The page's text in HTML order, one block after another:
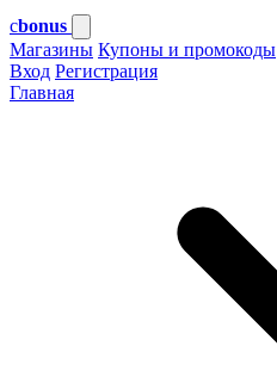
cbonus
Магазины Купоны и промокоды
Вход Регистрация
Главная